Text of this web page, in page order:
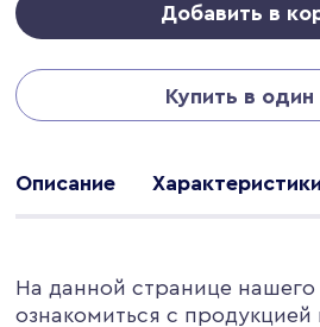
Добавить в
Купить в один
Описание Характеристики
На данной странице
ознакомиться с